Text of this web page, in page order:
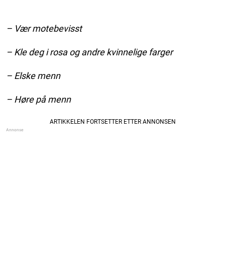
– Vær motebevisst
– Kle deg i rosa og andre kvinnelige farger
– Elske menn
– Høre på menn